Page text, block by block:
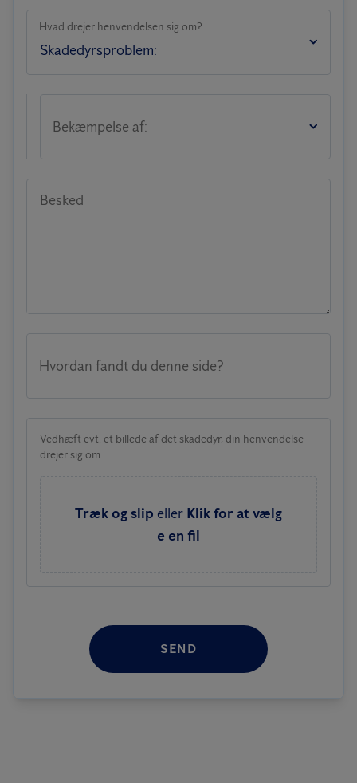
Hvad drejer henvendelsen sig om?
Bekæmpelse af:
Besked
Hvordan fandt du denne side?
Vedhæft evt. et billede af det skadedyr, din henvendelse
drejer sig om.
Træk og slip eller Klik for at vælg
e en fil
SEND